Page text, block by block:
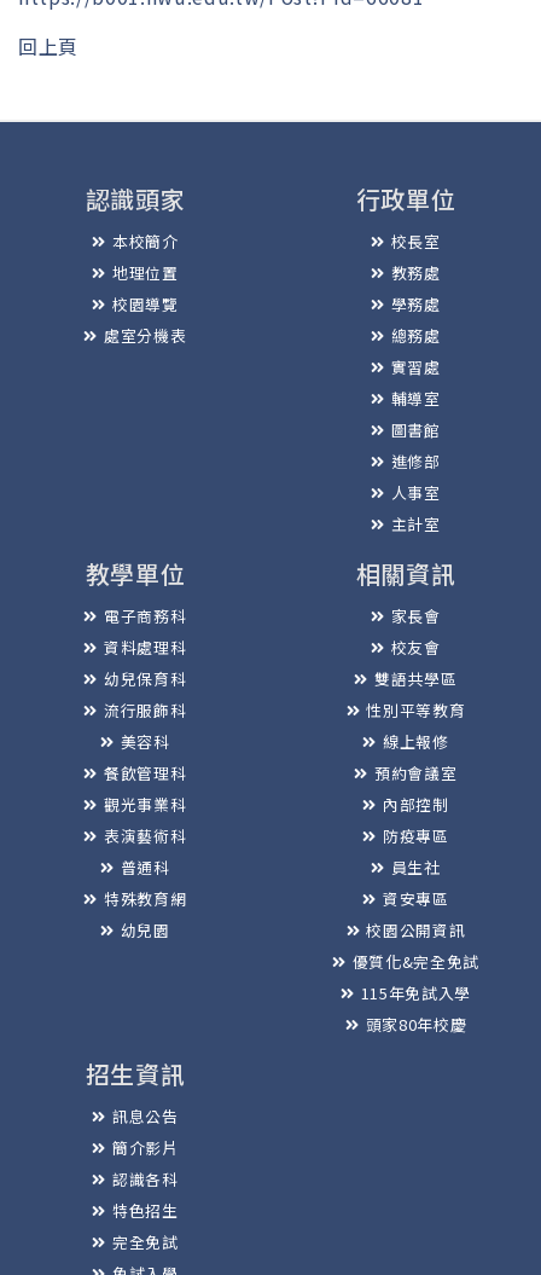
回上頁
認識頭家
本校簡介
地理位置
校園導覽
處室分機表
行政單位
校長室
教務處
學務處
總務處
實習處
輔導室
圖書館
進修部
人事室
主計室
教學單位
電子商務科
資料處理科
幼兒保育科
流行服飾科
美容科
餐飲管理科
觀光事業科
表演藝術科
普通科
特殊教育網
幼兒園
相關資訊
家長會
校友會
雙語共學區
性別平等教育
線上報修
預約會議室
內部控制
防疫專區
員生社
資安專區
校園公開資訊
優質化&完全免試
115年免試入學
頭家80年校慶
招生資訊
訊息公告
簡介影片
認識各科
特色招生
完全免試